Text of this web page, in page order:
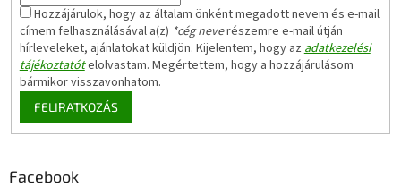
Hozzájárulok, hogy az általam önként megadott nevem és e-mail
címem felhasználásával a(z) *cég neverészemre e-mail útján
hírleveleket, ajánlatokat küldjön. Kijelentem, hogy azadatkezelési
tájékoztatótelolvastam. Megértettem, hogy a hozzájárulásom
bármikor visszavonhatom.
FELIRATKOZÁS
Facebook